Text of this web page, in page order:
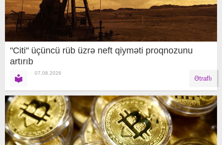
"Citi" üçüncü rüb üzrə neft qiyməti proqnozunu
artırıb
07.08.2026
Ətraflı